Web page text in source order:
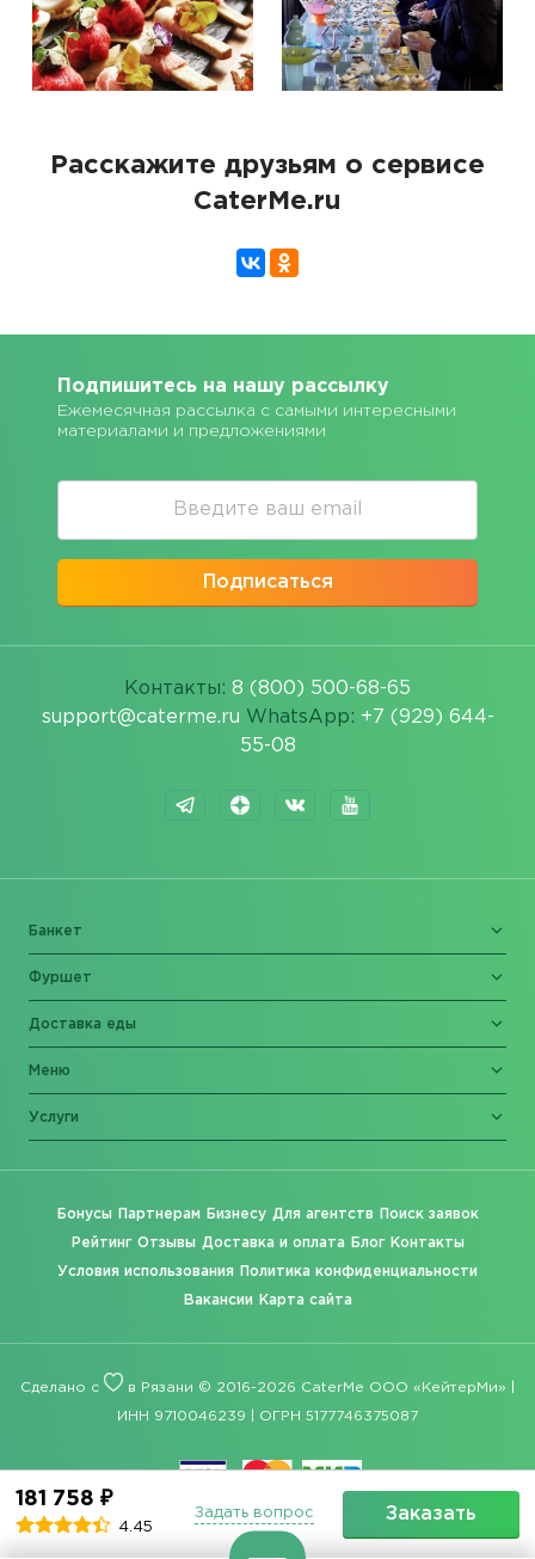
181 758 ₽
4.45
Заказать
Задать вопрос
Расскажите друзьям о сервисе
CaterMe.ru
Подпишитесь на нашу рассылку
Ежемесячная рассылка с самыми интересными
материалами и предложениями
Подписаться
Контакты: 8 (800) 500-68-65
support@caterme.ru WhatsApp: +7 (929) 644-
55-08
Банкет
Фуршет
Доставка еды
Меню
Услуги
Бонусы Партнерам Бизнесу Для агентств Поиск заявок
Рейтинг Отзывы Доставка и оплата Блог Контакты
Условия использования Политика конфиденциальности
Вакансии Карта сайта
Сделано с в Рязани © 2016-2026 CaterMe ООО «КейтерМи» |
ИНН 9710046239 | ОГРН 5177746375087